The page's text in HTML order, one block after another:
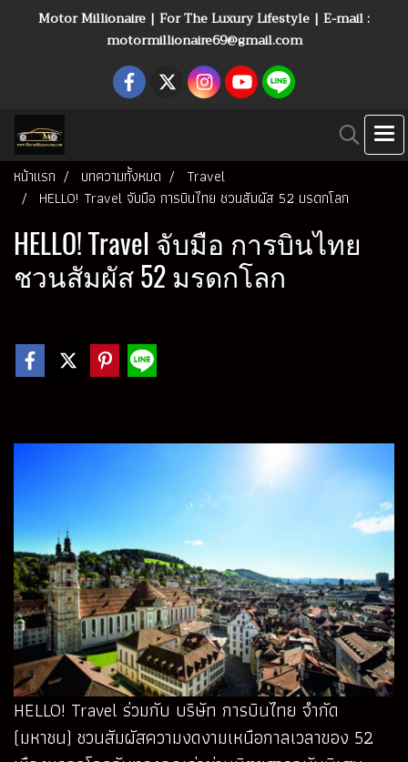
Motor Millionaire | For The Luxury Lifestyle | E-mail :
motormillionaire69@gmail.com
หน้าแรก บทความทั้งหมด
Travel
HELLO! Travel จับมือ การบินไทย ชวนสัมผัส 52 มรดกโลก
HELLO! Travel จับมือ การบินไทย
ชวนสัมผัส 52 มรดกโลก
HELLO! Travel ร่วมกับ บริษัท การบินไทย จำกัด
(มหาชน) ชวนสัมผัสความงดงามเหนือกาลเวลาของ 52